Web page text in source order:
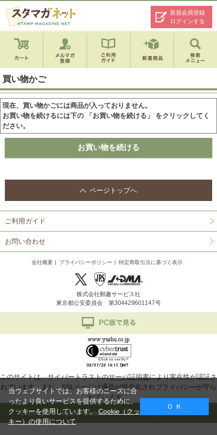
新規会員登録
ログインする
買い物かご
現在、買い物かごには商品が入っておりません。
お買い物を続けるには下の 「お買い物を続ける」 をクリックしてく
ださい。
ページトップへ
ご利用ガイド
お問い合わせ
会社概要 プライバシーポリシー 特定商取引法に基づく表示
株式会社郵趣サービス社
東京都公安委員会 第304429601147号
このサイトは、サイバートラストのサーバ証明書により実在性が認証さ
れています。また、SSLページは通信が暗号化されプライバシーが守ら
れています。
Copyright © Japan Philatelic Co., Ltd. All Rights Reserved.
当ウェブサイトでは、お客様のニーズに合
ったより良いサービスを提供するために、
クッキーを使用しています。Cookie（クッ
キー）の使用について
Ｏ Ｋ